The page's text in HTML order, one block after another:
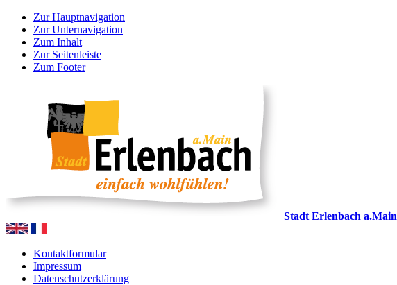
Zur Hauptnavigation
Zur Unternavigation
Zum Inhalt
Zur Seitenleiste
Zum Footer
Stadt Erlenbach a.Main
Kontaktformular
Impressum
Datenschutzerklärung